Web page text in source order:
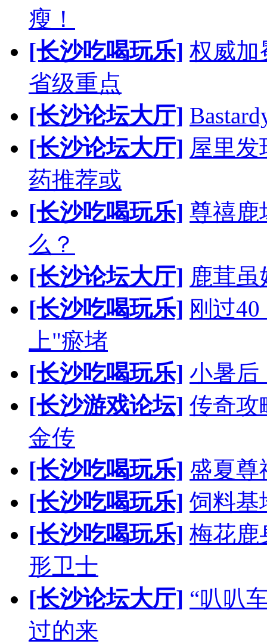
瘦！
[长沙吃喝玩乐] 权威加
省级重点
[长沙论坛大厅]
[长沙论坛大厅] 屋里
药推荐或
[长沙吃喝玩乐] 尊禧鹿
么？
[长沙论坛大厅] 鹿茸
[长沙吃喝玩乐] 刚过
上"瘀堵
[长沙吃喝玩乐] 小暑后
[长沙游戏论坛] 传奇攻
金传
[长沙吃喝玩乐] 盛夏尊
[长沙吃喝玩乐] 饲料基
[长沙吃喝玩乐] 梅花鹿
形卫士
[长沙论坛大厅] “叭叭
过的来